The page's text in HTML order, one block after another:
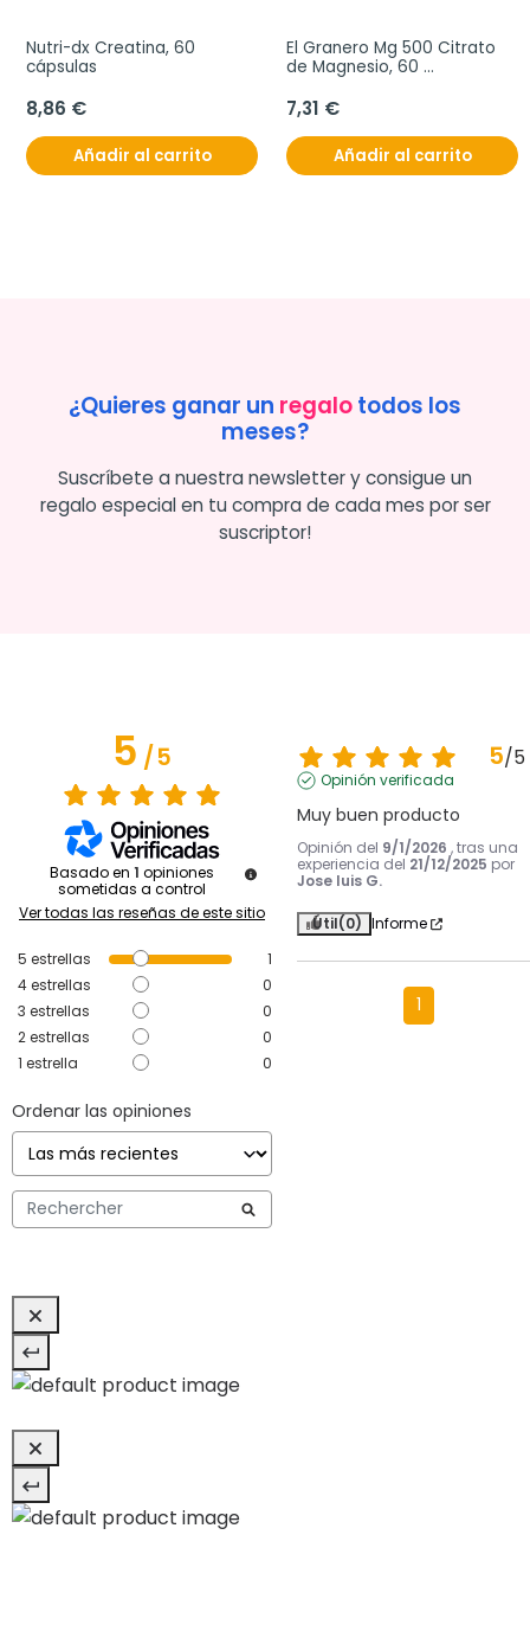
Nutri-dx Creatina, 60
cápsulas
8,86 €
Añadir al carrito
El Granero Mg 500 Citrato
de Magnesio, 60
7,31 €
Añadir al carrito
¿Quieres ganar un regalotodos los
meses?
Suscríbete a nuestra newsletter y consigue un
regalo especial en tu compra de cada mes por ser
suscriptor!
5/5
Basado en 1 opiniones
sometidas a control
Ver todas las reseñas de este sitio
5 estrellas
1
4estrellas
0
3 estrellas
0
2estrellas
0
1 estrella 0
Ordenar las opiniones
5/5
Opinión verificada
Muy buen producto
Opinión del 9/1/2026 , tras una
experiencia del 21/12/2025 por
Jose luis G.
Útil(0) Informe
1